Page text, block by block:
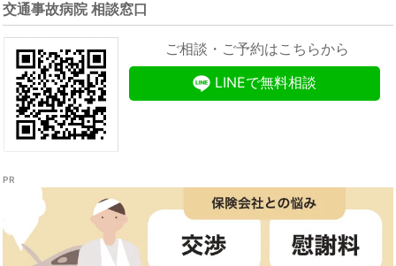
交通事故病院 相談窓口
ご相談・ご予約はこちらから
LINEで無料相談